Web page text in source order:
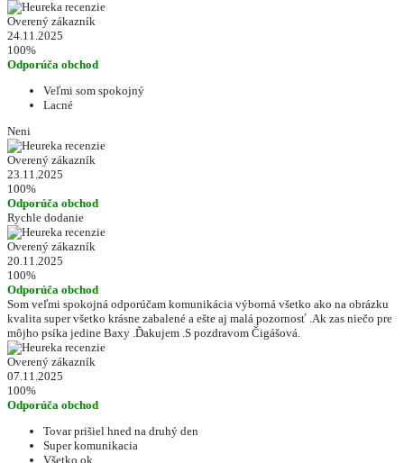
Overený zákazník
24.11.2025
100%
Odporúča obchod
Veľmi som spokojný
Lacné
Neni
Overený zákazník
23.11.2025
100%
Odporúča obchod
Rychle dodanie
Overený zákazník
20.11.2025
100%
Odporúča obchod
Som veľmi spokojná odporúčam komunikácia výborná všetko ako na obrázku
kvalita super všetko krásne zabalené a ešte aj malá pozornosť .Ak zas niečo pre
môjho psíka jedine Baxy .Ďakujem .S pozdravom Čigášová.
Overený zákazník
07.11.2025
100%
Odporúča obchod
Tovar prišiel hned na druhý den
Super komunikacia
Všetko ok